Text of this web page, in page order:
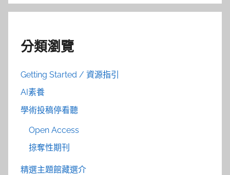
分類瀏覽
Getting Started / 資源指引
AI素養
學術投稿停看聽
Open Access
掠奪性期刊
精選主題館藏選介